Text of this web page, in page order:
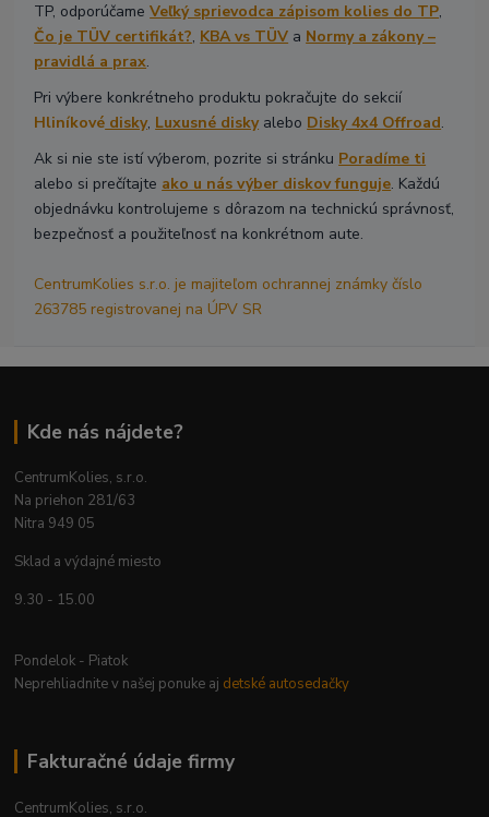
TP, odporúčameVeľký sprievodca zápisom kolies do TP,
Čo je TÜV certifikát?, KBA vs TÜV a Normy a zákony –
pravidlá a prax.
Pri výbere konkrétneho produktu pokračujte do sekcií
Hliníkové disky, Luxusné diskyalebo Disky 4x4 Offroad.
Ak si nie ste istí výberom, pozrite si stránku Poradíme ti
alebo si prečítajte ako u nás výber diskov funguje. Každú
objednávku kontrolujeme s dôrazom na technickú správnosť,
bezpečnosť a použiteľnosť na konkrétnom aute.
CentrumKolies s.r.o. je majiteľom ochrannej známky číslo
263785 registrovanej na ÚPV SR
Kde nás nájdete?
CentrumKolies, s.r.o.
Na priehon 281/63
Nitra 949 05
Sklad a výdajné miesto
9.30 - 15.00
Pondelok - Piatok
Neprehliadnite v našej ponuke aj detské autosedačky
Fakturačné údaje firmy
CentrumKolies, s.r.o.